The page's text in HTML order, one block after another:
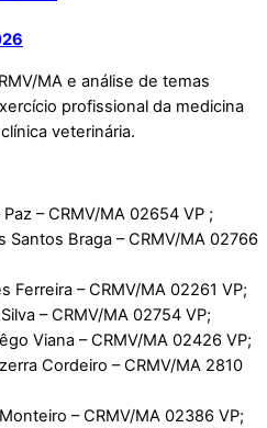
MA e análise de temas
profissional da medicina
veterinária.
– CRMV/MA 02654 VP ;
Santos Braga – CRMV/MA 02766
Ferreira – CRMV/MA 02261 VP;
– CRMV/MA 02754 VP;
Viana – CRMV/MA 02426 VP;
Cordeiro – CRMV/MA 2810
– CRMV/MA 02386 VP;